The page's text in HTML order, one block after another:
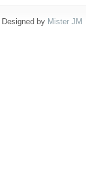
Designed by Mister JM